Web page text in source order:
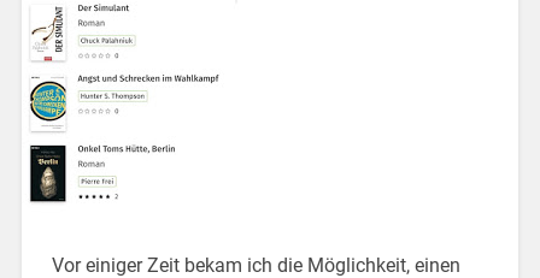
Vor einiger Zeit bekam ich die Möglichkeit, einen